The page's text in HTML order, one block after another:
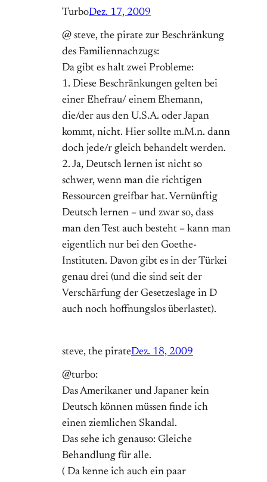
TurboDez. 17, 2009
@ steve, the pirate zur Beschränkung
des Familiennachzugs:
Da gibt es halt zwei Probleme:
1. Diese Beschränkungen gelten bei
einer Ehefrau/ einem Ehemann,
die/der aus den U.S.A. oder Japan
kommt, nicht. Hier sollte m.M.n. dann
doch jede/r gleich behandelt werden.
2. Ja, Deutsch lernen ist nicht so
schwer, wenn man die richtigen
Ressourcen greifbar hat. Vernünftig
Deutsch lernen – und zwar so, dass
man den Test auch besteht – kann man
eigentlich nur bei den Goethe-
Instituten. Davon gibt es in der Türkei
genau drei (und die sind seit der
Verschärfung der Gesetzeslage in D
auch noch hoffnungslos überlastet).
steve, the pirateDez. 18, 2009
@turbo:
Das Amerikaner und Japaner kein
Deutsch können müssen finde ich
einen ziemlichen Skandal.
Das sehe ich genauso: Gleiche
Behandlung für alle.
( Da kenne ich auch ein paar